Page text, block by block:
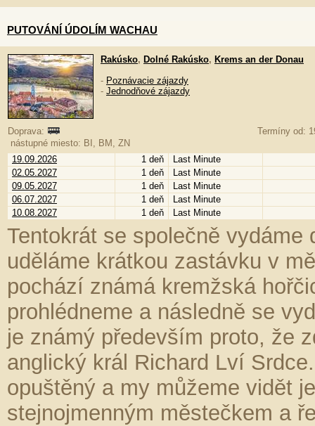
PUTOVÁNÍ ÚDOLÍM WACHAU
Rakúsko, Dolné Rakúsko, Krems an der Donau
- Poznávacie zájazdy
- Jednodňové zájazdy
Doprava:
Termíny od:
nástupné miesto: BI, BM, ZN
19.09.2026
1 deň
Last Minute
02.05.2027
1 deň
Last Minute
09.05.2027
1 deň
Last Minute
06.07.2027
1 deň
Last Minute
10.08.2027
1 deň Last Minute
Tentokrát se společně
uděláme krátkou zastávku v
pochází známá kremžská
prohlédneme a následně se
je známý především proto, že
anglický král Richard Lví
opuštěný a my můžeme vidět
stejnojmenným městečkem a